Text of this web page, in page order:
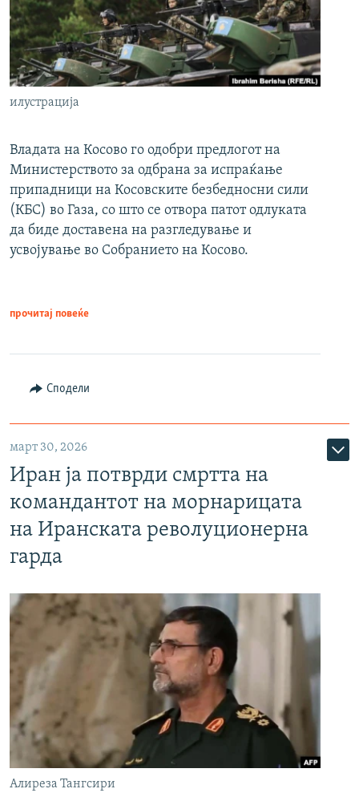
илустрација
Владата на Косово го одобри предлогот на
Министерството за одбрана за испраќање
припадници на Косовските безбедносни сили
(КБС) во Газа, со што се отвора патот одлуката
да биде доставена на разгледување и
усвојување во Собранието на Косово.
прочитај повеќе
Сподели
март 30, 2026
Иран ја потврди смртта на
командантот на морнарицата
на Иранската револуционерна
гарда
Алиреза Тангсири